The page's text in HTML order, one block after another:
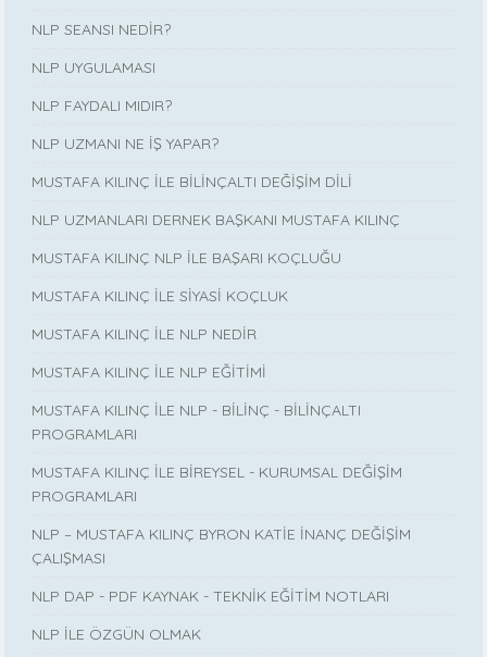
NLP SEANSI NEDİR?
NLP UYGULAMASI
NLP FAYDALI MIDIR?
NLP UZMANI NE İŞ YAPAR?
MUSTAFA KILINÇ İLE BİLİNÇALTI DEĞİŞİM DİLİ
NLP UZMANLARI DERNEK BAŞKANI MUSTAFA KILINÇ
MUSTAFA KILINÇ NLP İLE BAŞARI KOÇLUĞU
MUSTAFA KILINÇ İLE SİYASİ KOÇLUK
MUSTAFA KILINÇ İLE NLP NEDİR
MUSTAFA KILINÇ İLE NLP EĞİTİMİ
MUSTAFA KILINÇ İLE NLP - BİLİNÇ - BİLİNÇALTI
PROGRAMLARI
MUSTAFA KILINÇ İLE BİREYSEL - KURUMSAL DEĞİŞİM
PROGRAMLARI
NLP – MUSTAFA KILINÇ BYRON KATİE İNANÇ DEĞİŞİM
ÇALIŞMASI
NLP DAP - PDF KAYNAK - TEKNİK EĞİTİM NOTLARI
NLP İLE ÖZGÜN OLMAK